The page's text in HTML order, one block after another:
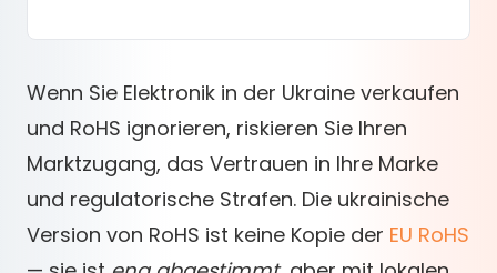
Wenn Sie Elektronik in der Ukraine verkaufen
und RoHS ignorieren, riskieren Sie Ihren
Marktzugang, das Vertrauen in Ihre Marke
und regulatorische Strafen. Die ukrainische
Version von RoHS ist keine Kopie der EU RoHS